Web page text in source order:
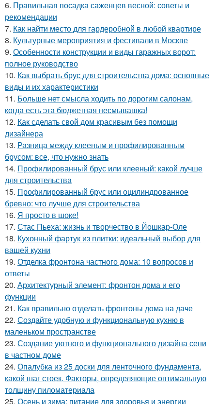
6. Правильная посадка саженцев весной: советы и
рекомендации
7. Как найти место для гардеробной в любой квартире
8. Культурные мероприятия и фестивали в Москве
9. Особенности конструкции и виды гаражных ворот:
полное руководство
10. Как выбрать брус для строительства дома: основные
виды и их характеристики
11. Больше нет смысла ходить по дорогим салонам,
когда есть эта бюджетная несмывашка!
12. Как сделать свой дом красивым без помощи
дизайнера
13. Разница между клееным и профилированным
брусом: все, что нужно знать
14. Профилированный брус или клееный: какой лучше
для строительства
15. Профилированный брус или оцилиндрованное
бревно: что лучше для строительства
16. Я просто в шоке!
17. Стас Пьеха: жизнь и творчество в Йошкар-Оле
18. Кухонный фартук из плитки: идеальный выбор для
вашей кухни
19. Отделка фронтона частного дома: 10 вопросов и
ответы
20. Архитектурный элемент: фронтон дома и его
функции
21. Как правильно отделать фронтоны дома на даче
22. Создайте удобную и функциональную кухню в
маленьком пространстве
23. Создание уютного и функционального дизайна сени
в частном доме
24. Опалубка из 25 доски для ленточного фундамента,
какой шаг стоек. Факторы, определяющие оптимальную
толщину пиломатериала
25. Осень и зима: питание для здоровья и энергии